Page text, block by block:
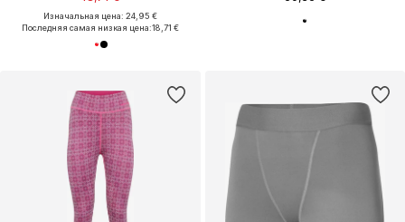
Изначальная цена: 24,95 €
Последняя самая низкая цена:18,71 €